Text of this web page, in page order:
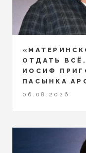
ОТДАТЬ
ИОСИФ
ПАСЫНКА
06.08.2026